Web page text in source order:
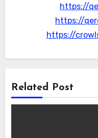
https://
https://
https://
Related Post